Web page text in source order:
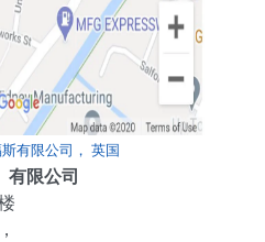
有限公司， 英国
有限公司